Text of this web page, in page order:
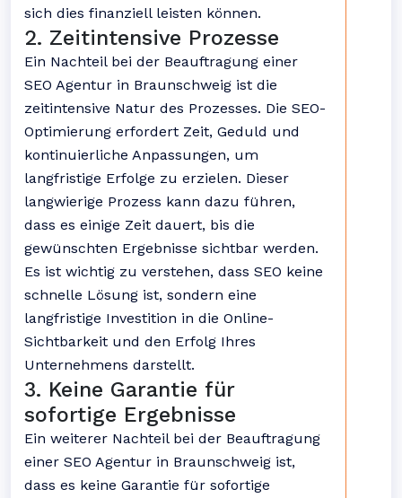
sich dies finanziell leisten können.
2. Zeitintensive Prozesse
Ein Nachteil bei der Beauftragung einer
SEO Agentur in Braunschweig ist die
zeitintensive Natur des Prozesses. Die SEO-
Optimierung erfordert Zeit, Geduld und
kontinuierliche Anpassungen, um
langfristige Erfolge zu erzielen. Dieser
langwierige Prozess kann dazu führen,
dass es einige Zeit dauert, bis die
gewünschten Ergebnisse sichtbar werden.
Es ist wichtig zu verstehen, dass SEO keine
schnelle Lösung ist, sondern eine
langfristige Investition in die Online-
Sichtbarkeit und den Erfolg Ihres
Unternehmens darstellt.
3. Keine Garantie für
sofortige Ergebnisse
Ein weiterer Nachteil bei der Beauftragung
einer SEO Agentur in Braunschweig ist,
dass es keine Garantie für sofortige